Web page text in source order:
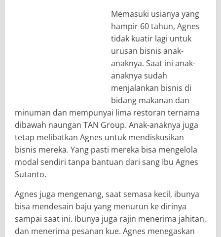
Memasuki usianya yang
hampir 60 tahun, Agnes
tidak kuatir lagi untuk
urusan bisnis anak-
anaknya. Saat ini anak-
anaknya sudah
menjalankan bisnis di
bidang makanan dan
minuman dan mempunyai lima restoran ternama
dibawah naungan TAN Group. Anak-anaknya juga
tetap melibatkan Agnes untuk mendiskusikan
bisnis mereka. Yang pasti mereka bisa mengelola
modal sendiri tanpa bantuan dari sang Ibu Agnes
Sutanto.
Agnes juga mengenang, saat semasa kecil, ibunya
bisa mendesain baju yang menurun ke dirinya
sampai saat ini. Ibunya juga rajin menerima jahitan,
dan menerima pesanan kue. Agnes menegaskan